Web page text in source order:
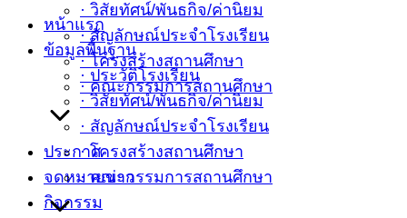
หน้าแรก
ข้อมูลพื้นฐาน
· ประวัติโรงเรียน
· วิสัยทัศน์/พันธกิจ/ค่านิยม
· สัญลักษณ์ประจำโรงเรียน
· โครงสร้างสถานศึกษา
· คณะกรรมการสถานศึกษา
· วิสัยทัศน์/พันธกิจ/ค่านิยม
· สัญลักษณ์ประจำโรงเรียน
· โครงสร้างสถานศึกษา
· คณะกรรมการสถานศึกษา
ประกาศ
จดหมายข่าว
กิจกรรม